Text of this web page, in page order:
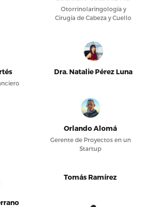
Otorrinolaringología y
Cirugía de Cabeza y Cuello
Dra. Natalie Pérez Luna
Orlando Alomá
Gerente de Proyectos en un
Startup
Tomás Ramírez